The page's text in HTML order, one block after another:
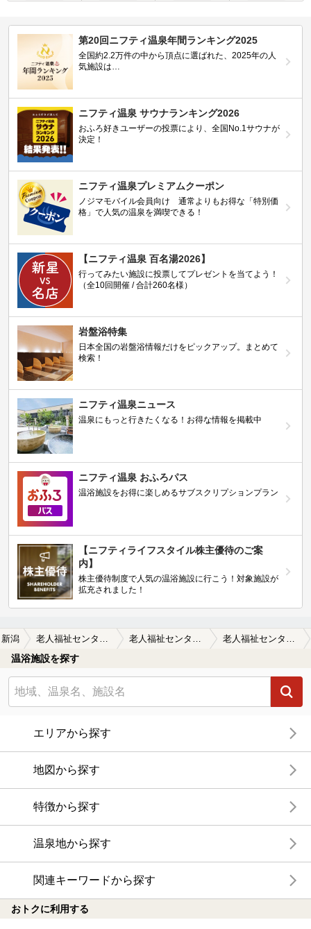
第20回ニフティ温泉年間ランキング2025
全国約2.2万件の中から頂点に選ばれた、2025年の人
気施設は…
ニフティ温泉 サウナランキング2026
おふろ好きユーザーの投票により、全国No.1サウナが
決定！
ニフティ温泉プレミアムクーポン
ノジマモバイル会員向け 通常よりもお得な「特別価
格」で人気の温泉を満喫できる！
【ニフティ温泉 百名湯2026】
行ってみたい施設に投票してプレゼントを当てよう！
（全10回開催 / 合計260名様）
岩盤浴特集
日本全国の岩盤浴情報だけをピックアップ。まとめて
検索！
ニフティ温泉ニュース
温泉にもっと行きたくなる！お得な情報を掲載中
ニフティ温泉 おふろパス
温浴施設をお得に楽しめるサブスクリプションプラン
【ニフティライフスタイル株主優待のご案
内】
株主優待制度で人気の温浴施設に行こう！対象施設が
拡充されました！
新潟
温浴施設を探す
エリアから探す
地図から探す
特徴から探す
温泉地から探す
関連キーワードから探す
おトクに利用する